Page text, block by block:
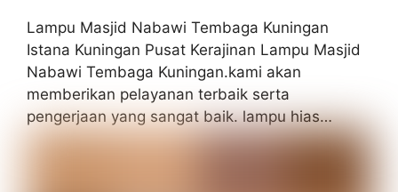
Lampu Masjid Nabawi Tembaga Kuningan
Istana Kuningan Pusat Kerajinan Lampu Masjid
Nabawi Tembaga Kuningan.kami akan
memberikan pelayanan terbaik serta
pengerjaan yang sangat baik. lampu hias…